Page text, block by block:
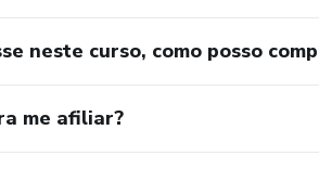
neste curso, como posso
me afiliar?